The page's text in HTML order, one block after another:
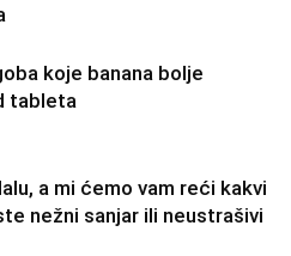
koje banana bolje
tableta
a mi ćemo vam reći kakvi
nežni sanjar ili neustrašivi